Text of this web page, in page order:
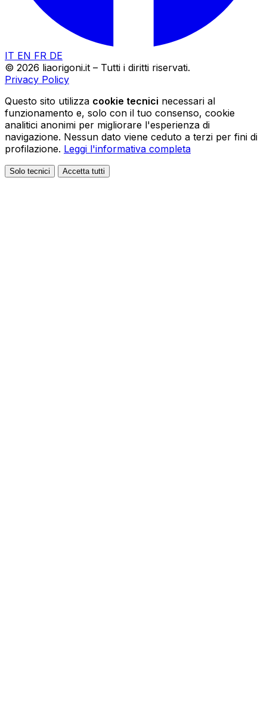
IT EN FR DE
© 2026 liaorigoni.it – Tutti i diritti riservati.
Privacy Policy
Questo sito utilizza cookie tecnici necessari al
funzionamento e, solo con il tuo consenso, cookie
analitici anonimi per migliorare l'esperienza di
navigazione. Nessun dato viene ceduto a terzi per fini di
profilazione. Leggi l'informativa completa
Solo tecnici Accetta tutti